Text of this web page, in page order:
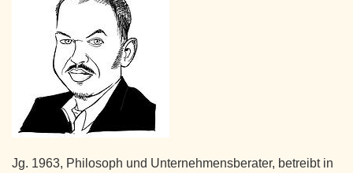
Jg. 1963, Philosoph und Unternehmensberater, betreibt in